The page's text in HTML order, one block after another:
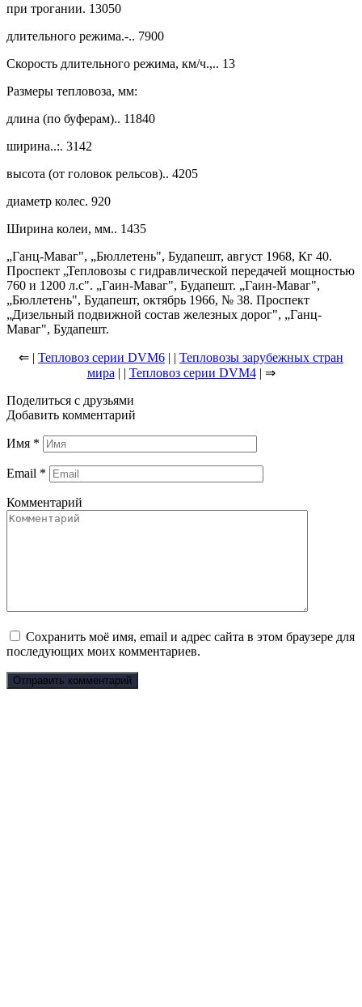
при трогании. 13050
длительного режима.-.. 7900
Скорость длительного режима, км/ч.,.. 13
Размеры тепловоза, мм:
длина (по буферам).. 11840
ширина..:. 3142
высота (от головок рельсов).. 4205
диаметр колес. 920
Ширина колеи, мм.. 1435
„Ганц-Маваг", „Бюллетень", Будапешт, август 1968, Кг 40.
Проспект „Тепловозы с гидравлической передачей мощностью
760 и 1200 л.с". „Гаин-Маваг", Будапешт. „Гаин-Маваг",
„Бюллетень", Будапешт, октябрь 1966, № 38. Проспект
„Дизельный подвижной состав железных дорог", „Ганц-
Маваг", Будапешт.
⇐ | Тепловоз серии DVM6 | | Тепловозы зарубежных стран
мира | | Тепловоз серии DVM4| ⇒
Поделиться с друзьями
Добавить комментарий
Имя *
Email *
Комментарий
Сохранить моё имя, email и адрес сайта в этом браузере для
последующих моих комментариев.